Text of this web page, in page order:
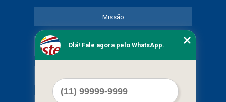
Missão
Serviços
Olá! Fale agora pelo WhatsApp.